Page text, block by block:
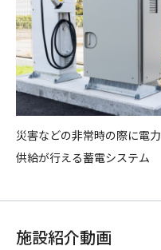
災害などの非常時の際に電力
供給が行える蓄電システム
施設紹介動画